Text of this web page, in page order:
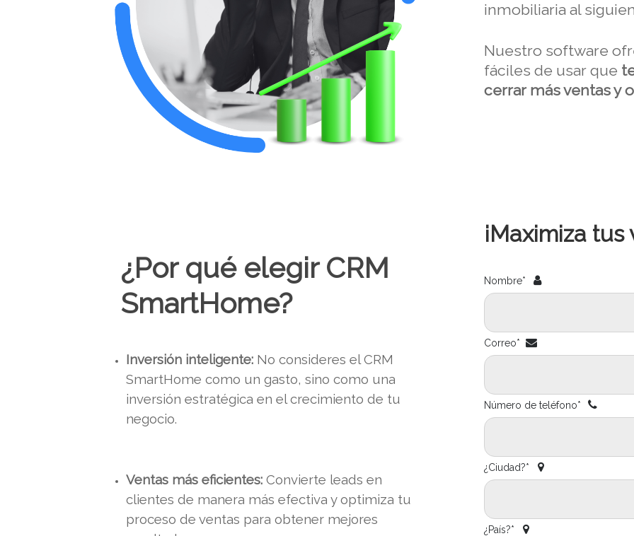
inmobiliaria al
Nuestro software
fáciles de usar que
cerrar más ventas y
¿Por qué elegir CRM
SmartHome?
Inversión inteligente: No consideres el CRM
SmartHome como un gasto, sino como una
inversión estratégica en el crecimiento de tu
negocio.
Ventas más eficientes: Convierte leads en
clientes de manera más efectiva y optimiza tu
proceso de ventas para obtener mejores
¡Maximiza
Nombre*
Correo*
Número de teléfono*
¿Ciudad?*
¿País?*